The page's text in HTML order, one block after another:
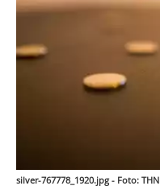
silver-767778_1920.jpg - Foto: THN